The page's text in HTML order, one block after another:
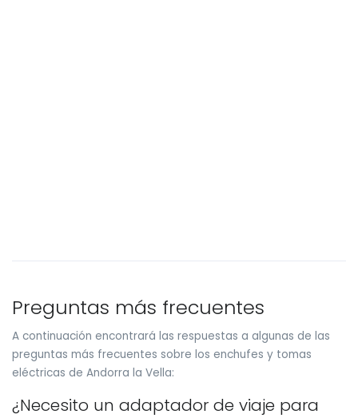
Preguntas más frecuentes
A continuación encontrará las respuestas a algunas de las
preguntas más frecuentes sobre los enchufes y tomas
eléctricas de Andorra la Vella:
¿Necesito un adaptador de viaje para